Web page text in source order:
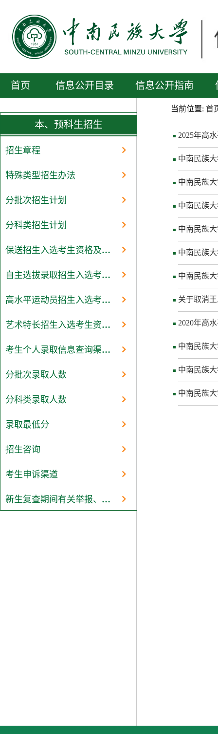
首页 信息公开目录 信息公开指南
本、预科生招生
招生章程
特殊类型招生办法
分批次招生计划
分科类招生计划
保送招生入选考生资格及测试结果
自主选拔录取招生入选考生资格及测试结果
高水平运动员招生入选考生资格及测试结果
艺术特长招生入选考生资格及测试结果
考生个人录取信息查询渠道和办法
分批次录取人数
分科类录取人数
录取最低分
招生咨询
考生申诉渠道
新生复查期间有关举报、调查及处理结果
当前位置: 首
2025年高
中南民族
中南民族
中南民族
中南民族
中南民族
中南民族
关于取消
2020年高
中南民族
中南民族
中南民族